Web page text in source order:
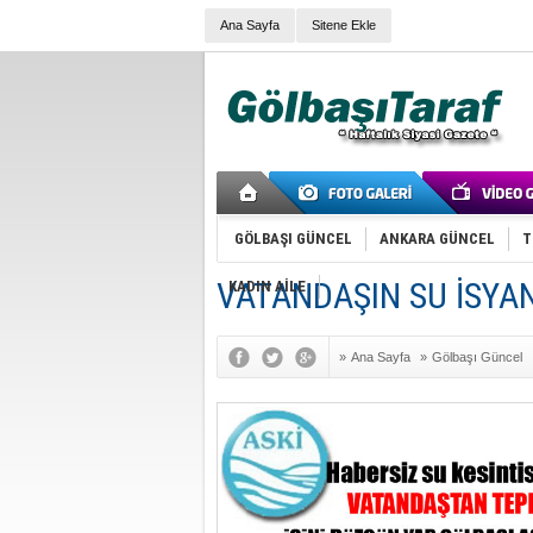
Ana Sayfa Sitene Ekle
GÖLBAŞI GÜNCEL ANKARA GÜNCEL
KADIN AİLE
VATANDAŞIN SU
» Ana Sayfa » Gölbaşı Güncel